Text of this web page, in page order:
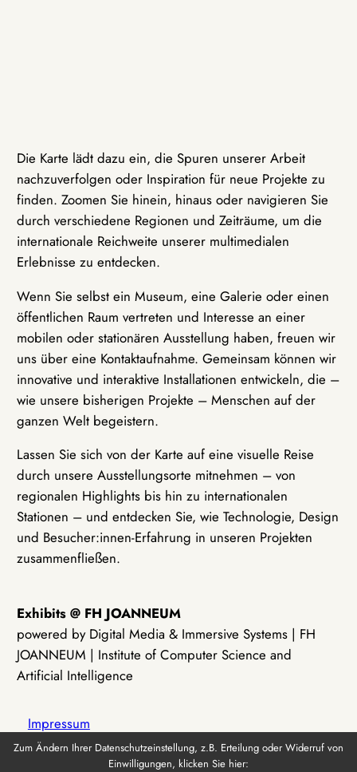
Die Karte lädt dazu ein, die Spuren unserer Arbeit
nachzuverfolgen oder Inspiration für neue Projekte zu
finden. Zoomen Sie hinein, hinaus oder navigieren Sie
durch verschiedene Regionen und Zeiträume, um die
internationale Reichweite unserer multimedialen
Erlebnisse zu entdecken.
Wenn Sie selbst ein Museum, eine Galerie oder einen
öffentlichen Raum vertreten und Interesse an einer
mobilen oder stationären Ausstellung haben, freuen wir
uns über eine Kontaktaufnahme. Gemeinsam können wir
innovative und interaktive Installationen entwickeln, die –
wie unsere bisherigen Projekte – Menschen auf der
ganzen Welt begeistern.
Lassen Sie sich von der Karte auf eine visuelle Reise
durch unsere Ausstellungsorte mitnehmen – von
regionalen Highlights bis hin zu internationalen
Stationen – und entdecken Sie, wie Technologie, Design
und Besucher:innen-Erfahrung in unseren Projekten
zusammenfließen.
Exhibits @ FH JOANNEUM
powered by Digital Media & Immersive Systems | FH
JOANNEUM | Institute of Computer Science and
Artificial Intelligence
Impressum
Zum Ändern Ihrer Datenschutzeinstellung, z.B. Erteilung oder Widerruf von
Einwilligungen, klicken Sie hier: